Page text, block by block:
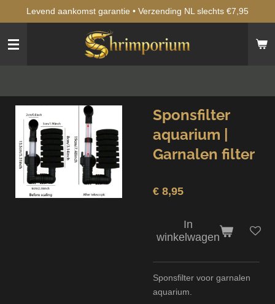
naar
hoofdinhoud
Levend aankomst garantie • Verzending NL slechts €7,95
Sponsfilter
aquarium |
Garnalen filter
€ 8,95
In
winkelwagen
Sponsfilter voor garnalen
aquarium.